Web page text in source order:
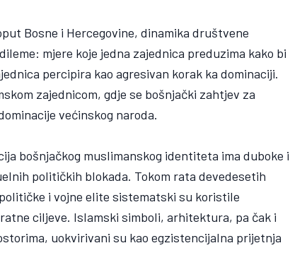
Bosne i Hercegovine, dinamika društvene
mjere koje jedna zajednica preduzima kako bi
percipira kao agresivan korak ka dominaciji.
zajednicom, gdje se bošnjački zahtjev za
većinskog naroda.
bošnjačkog muslimanskog identiteta ima duboke i
političkih blokada. Tokom rata devedesetih
i vojne elite sistematski su koristile
ciljeve. Islamski simboli, arhitektura, pa čak i
uokvirivani su kao egzistencijalna prijetnja